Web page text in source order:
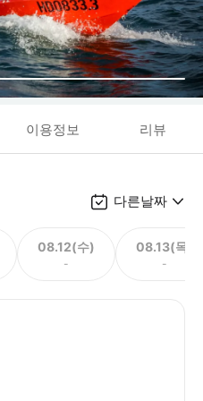
이용정보 리뷰
다른날짜
08.12(수)
-
08.13(목)
-